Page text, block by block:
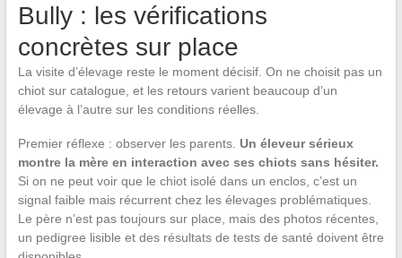
Bully : les vérifications
concrètes sur place
La visite d’élevage reste le moment décisif. On ne choisit pas un
chiot sur catalogue, et les retours varient beaucoup d’un
élevage à l’autre sur les conditions réelles.
Premier réflexe : observer les parents. Un éleveur sérieux
montre la mère en interaction avec ses chiots sans hésiter.
Si on ne peut voir que le chiot isolé dans un enclos, c’est un
signal faible mais récurrent chez les élevages problématiques.
Le père n’est pas toujours sur place, mais des photos récentes,
un pedigree lisible et des résultats de tests de santé doivent être